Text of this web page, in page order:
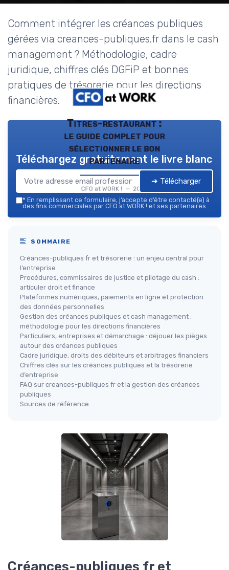
Comment intégrer les créances publiques
gérées via creances-publiques.fr dans le cash
management ? Méthodologie, cadre
juridique, chiffres clés DGFiP et bonnes
pratiques de trésorerie pour les directions
financières.
Titres-restaurant :
le guide complet pour
sélectionner le bon
partenaire
CFO at WORK ! — 2026
Téléchargez gratuitement le livre blanc
➔ Télécharger
* En remplissant ce formulaire, j’accepte d’être contacté(e) à
des fins commerciales par CFO at WORK ! et ses partenaires.
SOMMAIRE
Créances-publiques fr et trésorerie : un enjeu central pour
l’entreprise
Procédures, commissaires de justice et pilotage du cash :
articuler droit et finance
Plateformes numériques, paiements en ligne et protection
des données personnelles
Gestion des créances publiques et cash management :
méthodologie pour les directions financières
Particuliers, entreprises et démarchage : déjouer les pièges
autour des créances publiques
Cadre juridique, droits des débiteurs et arbitrages financiers
Chiffres clés sur les créances publiques et la trésorerie
d’entreprise
FAQ sur creances-publiques fr et la gestion des créances
publiques
Sources de référence
Créances-publiques fr et